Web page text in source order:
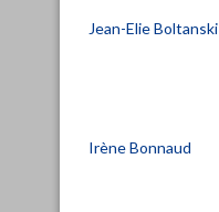
Jean-Elie Boltanski
Irène Bonnaud